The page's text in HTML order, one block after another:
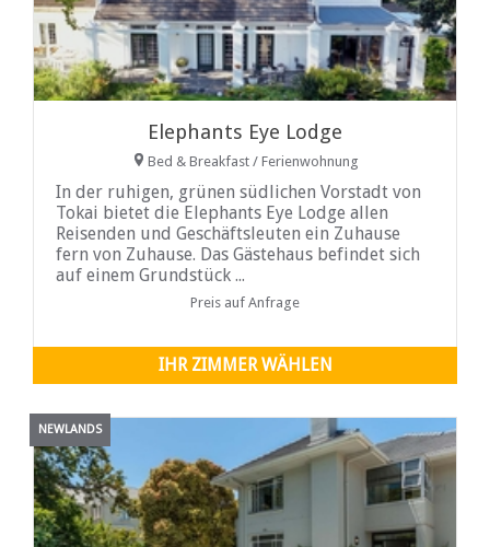
Elephants Eye Lodge
Bed & Breakfast / Ferienwohnung
In der ruhigen, grünen südlichen Vorstadt von
Tokai bietet die Elephants Eye Lodge allen
Reisenden und Geschäftsleuten ein Zuhause
fern von Zuhause. Das Gästehaus befindet sich
auf einem Grundstück ...
Preis auf Anfrage
IHR ZIMMER WÄHLEN
NEWLANDS